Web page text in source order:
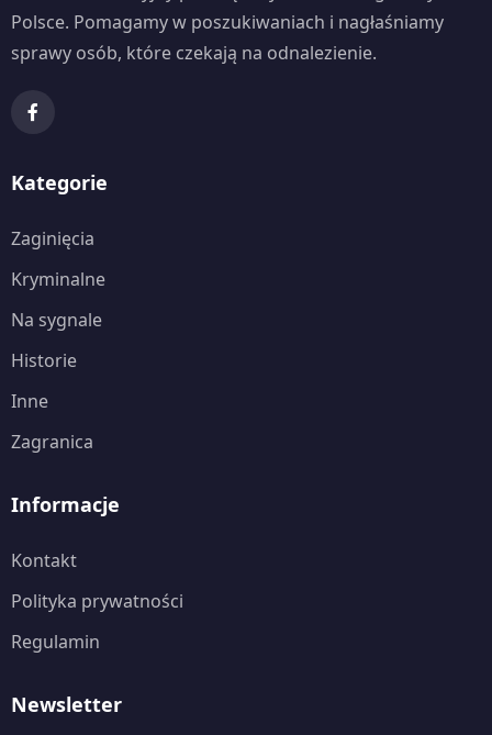
Polsce. Pomagamy w poszukiwaniach i nagłaśniamy
sprawy osób, które czekają na odnalezienie.
Kategorie
Zaginięcia
Kryminalne
Na sygnale
Historie
Inne
Zagranica
Informacje
Kontakt
Polityka prywatności
Regulamin
Newsletter